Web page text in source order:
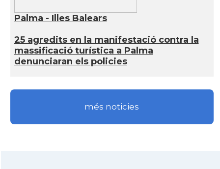
Palma - Illes Balears
25 agredits en la manifestació contra la
massificació turística a Palma
denunciaran els policies
més noticies